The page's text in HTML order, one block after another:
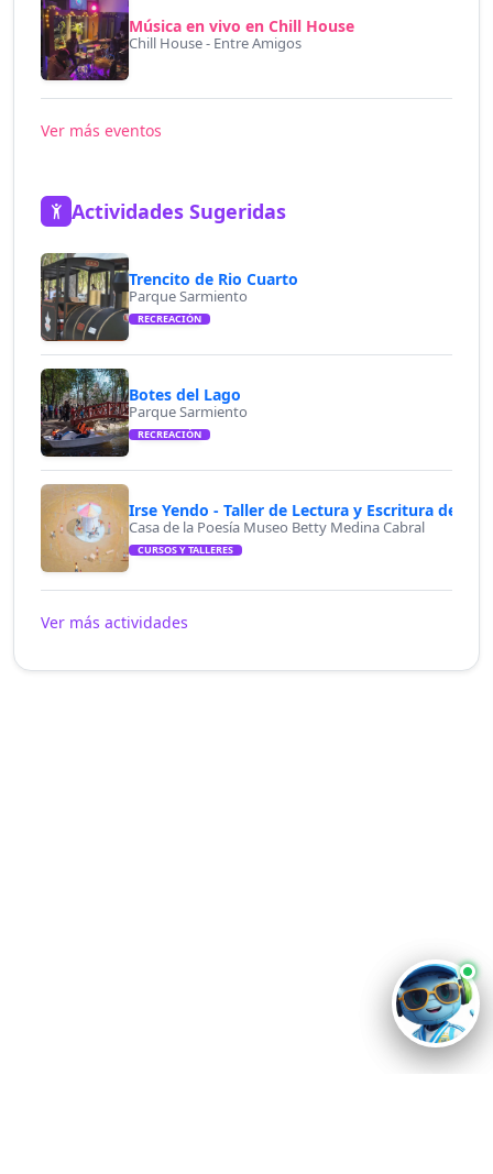
Música en vivo en Chill House
Chill House - Entre Amigos
Ver más eventos
Actividades Sugeridas
Trencito de Rio Cuarto
Parque Sarmiento
RECREACIÓN
Botes del Lago
Parque Sarmiento
RECREACIÓN
Irse Yendo - Taller de Lectura y Escritura de
Casa de la Poesía Museo Betty Medina Cabral
CURSOS Y TALLERES
Ver más actividades